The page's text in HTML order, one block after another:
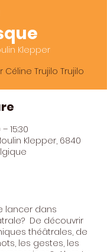
Klepper
Trujilo Trujilo
15:30
Klepper, 6840
lancer dans
De découvrir
théâtrales, de
les gestes, les